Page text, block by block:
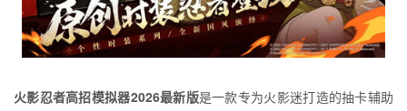
火影忍者高招模拟器2026最新版是一款专为火影迷打造的抽卡辅助